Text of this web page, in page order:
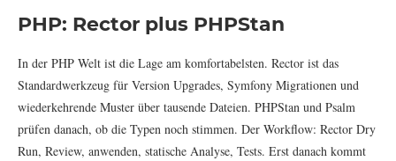
PHP: Rector plus PHPStan
In der PHP Welt ist die Lage am komfortabelsten. Rector ist das
Standardwerkzeug für Version Upgrades, Symfony Migrationen und
wiederkehrende Muster über tausende Dateien. PHPStan und Psalm
prüfen danach, ob die Typen noch stimmen. Der Workflow: Rector Dry
Run, Review, anwenden, statische Analyse, Tests. Erst danach kommt